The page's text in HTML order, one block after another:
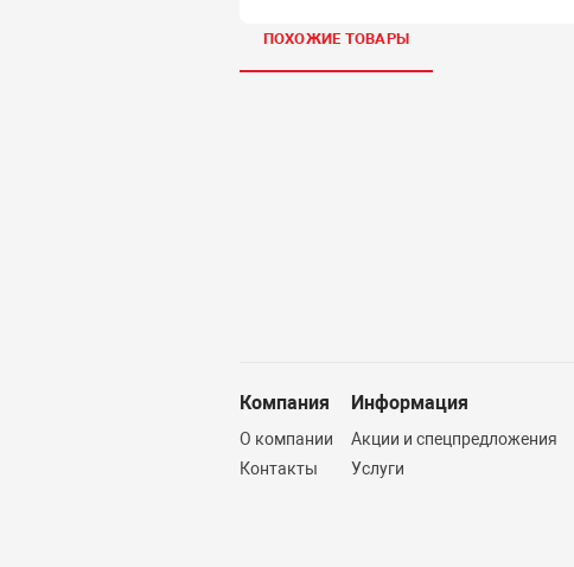
ПОХОЖИЕ ТОВАРЫ
Компания
О компании
Контакты
Информация
Акции и спецпредложения
Услуги